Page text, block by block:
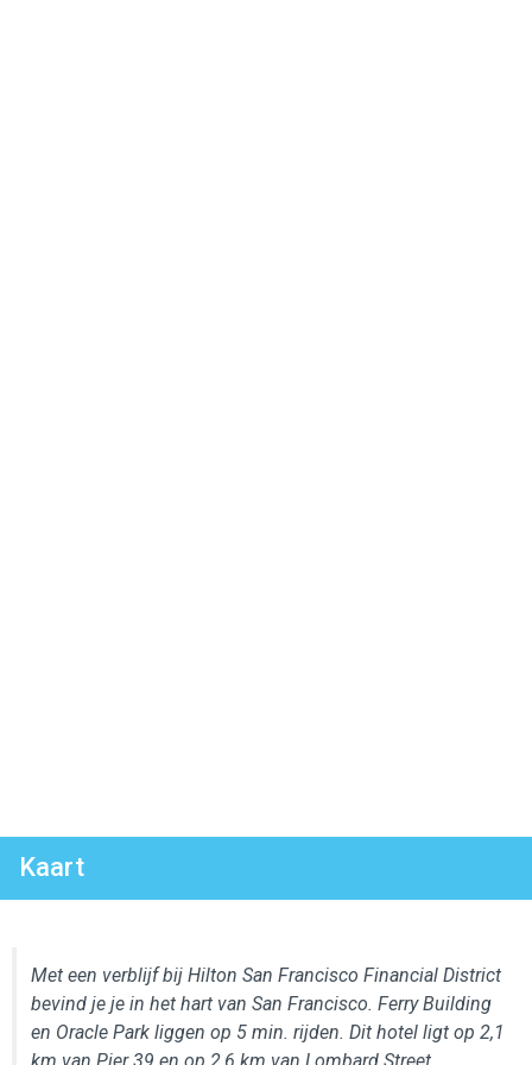
Kaart
Met een verblijf bij Hilton San Francisco Financial District
bevind je je in het hart van San Francisco. Ferry Building
en Oracle Park liggen op 5 min. rijden. Dit hotel ligt op 2,1
km van Pier 39 en op 2,6 km van Lombard Street.